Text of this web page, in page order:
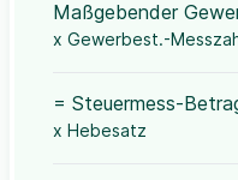
Maßgebender
x Gewerbest.-
= Steuermess-
x Hebesatz